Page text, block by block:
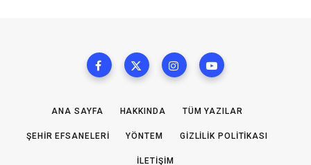
ANA SAYFA HAKKINDA TÜM YAZILAR
ŞEHIR EFSANELERI YÖNTEM GIZLILIK POLITIKASI
İLETIŞIM